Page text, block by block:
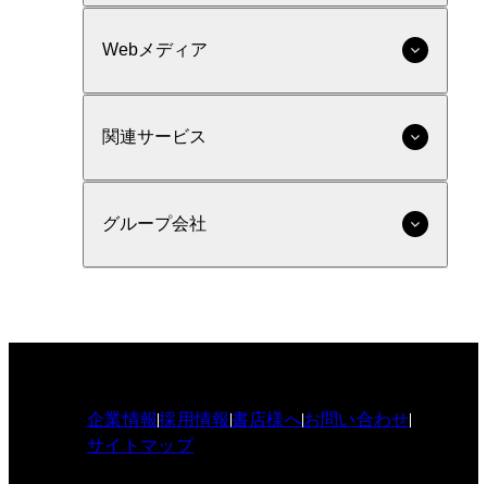
Webメディア
関連サービス
グループ会社
企業情報採用情報書店様へお問い合わせ
サイトマップ